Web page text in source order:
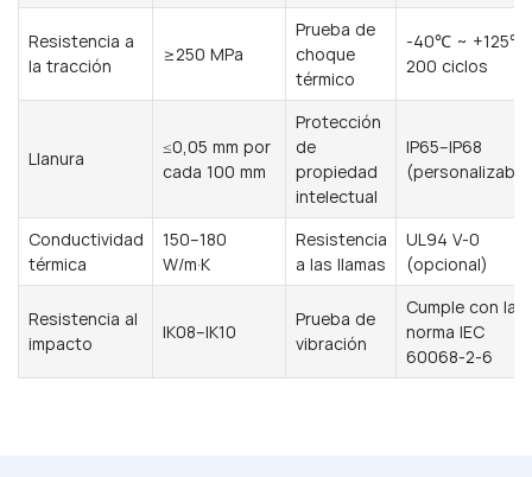
Resistencia a
la tracción
≥250 MPa
Prueba de
choque
térmico
-40℃ ~ +125℃,
200 ciclos
Llanura
≤0,05 mm por
cada 100 mm
Protección
de
propiedad
intelectual
IP65–IP68
Conductividad
térmica
150–180
W/m·K
Resistencia
a las llamas
UL94 V-0
(opcional)
Resistencia al
impacto
IK08–IK10
Prueba de
vibración
Cumple con la
norma IEC
60068-2-6